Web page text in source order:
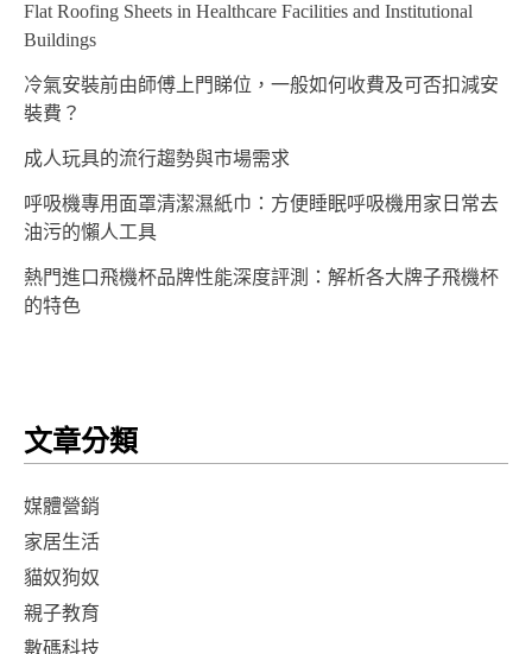
Flat Roofing Sheets in Healthcare Facilities and Institutional
Buildings
冷氣安裝前由師傅上門睇位，一般如何收費及可否扣減安
裝費？
成人玩具的流行趨勢與市場需求
呼吸機專用面罩清潔濕紙巾：方便睡眠呼吸機用家日常去
油污的懶人工具
熱門進口飛機杯品牌性能深度評測：解析各大牌子飛機杯
的特色
文章分類
媒體營銷
家居生活
貓奴狗奴
親子教育
數碼科技